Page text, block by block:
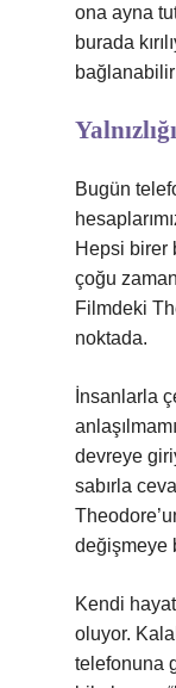
ona ayna
burada
Bugün
Hepsi birer
çoğu
Filmdeki
noktada.
İnsanlarla
devreye
sabırla
değişmeye
Kendi
oluyor.
telefonuna